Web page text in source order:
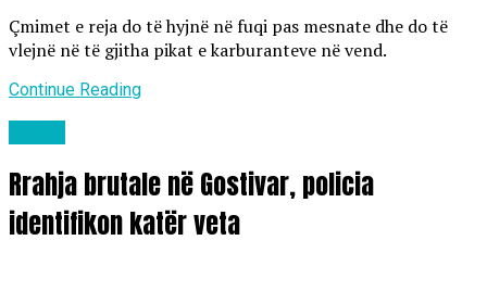
Çmimet e reja do të hyjnë në fuqi pas mesnate dhe do të
vlejnë në të gjitha pikat e karburanteve në vend.
Continue Reading
Rrahja brutale në Gostivar, policia
identifikon katër veta